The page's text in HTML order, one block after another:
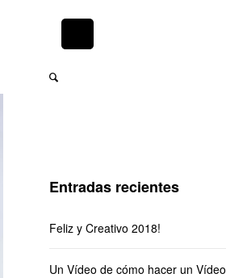
Entradas recientes
Feliz y Creativo 2018!
Un Vídeo de cómo hacer un Vídeo